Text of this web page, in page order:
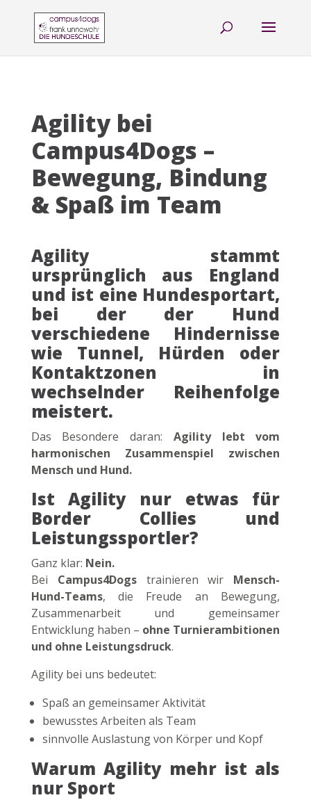
Agility bei
Campus4Dogs –
Bewegung, Bindung
& Spaß im Team
Agility stammt
ursprünglich aus England
und ist eine Hundesportart,
bei der der Hund
verschiedene Hindernisse
wie Tunnel, Hürden oder
Kontaktzonen in
wechselnder Reihenfolge
meistert.
Das Besondere daran: Agility lebt vom
harmonischen Zusammenspiel zwischen
Mensch und Hund.
Ist Agility nur etwas für
Border Collies und
Leistungssportler?
Ganz klar: Nein.
Bei Campus4Dogstrainieren wir Mensch-
Hund-Teams, die Freude an Bewegung,
Zusammenarbeit und gemeinsamer
Entwicklung haben – ohne Turnierambitionen
und ohne Leistungsdruck.
Agility bei uns bedeutet:
Spaß an gemeinsamer Aktivität
bewusstes Arbeiten als Team
sinnvolle Auslastung von Körper und Kopf
Warum Agility mehr ist als
nur Sport